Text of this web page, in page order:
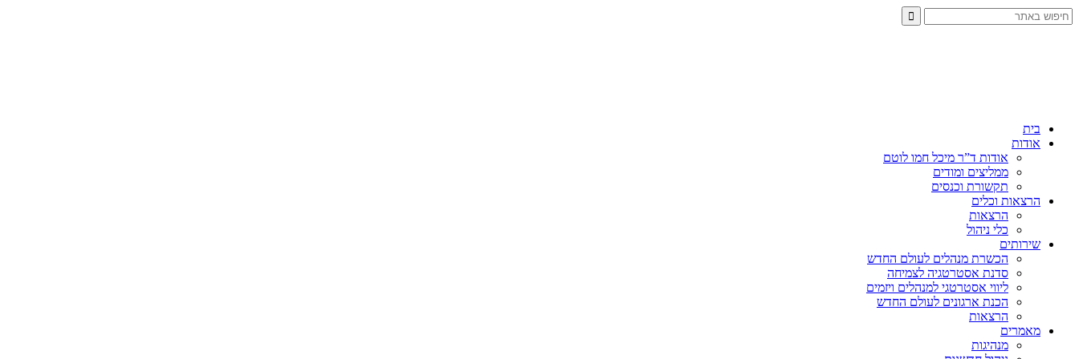
בית
אודות
אודות ד”ר מיכל חמו לוטם
ממליצים ומודים
תקשורת וכנסים
הרצאות וכלים
הרצאות
כלי ניהול
שירותים
הכשרת מנהלים לעולם החדש
סדנת אסטרטגיה לצמיחה
ליווי אסטרטגי למנהלים ויזמים
הכנת ארגונים לעולם החדש
הרצאות
מאמרים
מנהיגות